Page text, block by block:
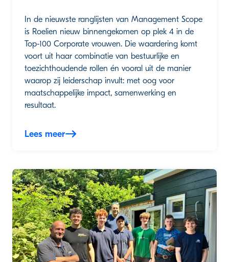
In de nieuwste ranglijsten van Management Scope
is Roelien nieuw binnengekomen op plek 4 in de
Top-100 Corporate vrouwen. Die waardering komt
voort uit haar combinatie van bestuurlijke en
toezichthoudende rollen én vooral uit de manier
waarop zij leiderschap invult: met oog voor
maatschappelijke impact, samenwerking en
resultaat.
Lees meer